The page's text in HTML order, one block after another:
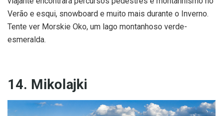
Verão e esqui, snowboard e muito mais durante o Inverno.
Tente ver Morskie Oko, um lago montanhoso verde-
esmeralda.
14. Mikolajki